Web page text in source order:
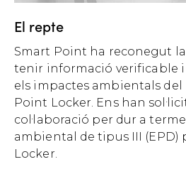
El repte
Smart Point ha reconegut
tenir informació verificable
els impactes ambientals
Point Locker. Ens han
col·laboració per dur a
ambiental de tipus III (EPD)
Locker.